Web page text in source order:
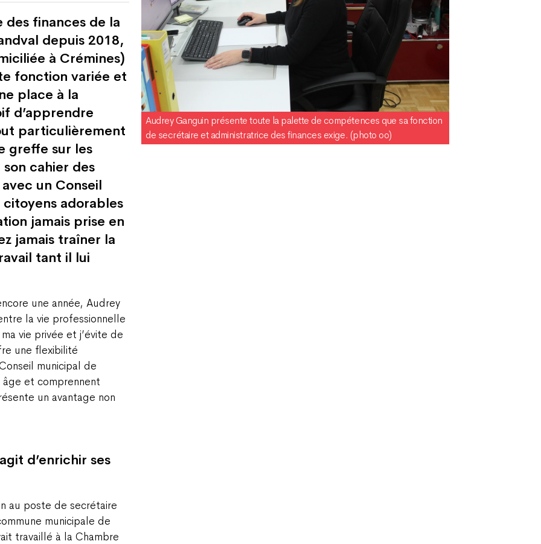
finances de la
depuis 2018,
à Crémines)
fonction variée et
place à la
d’apprendre
particulièrement
greffe sur les
cahier des
un Conseil
adorables
jamais prise en
jamais traîner la
tant il lui
une année, Audrey
la vie professionnelle
vie privée et j’évite de
une flexibilité
municipal de
et comprennent
un avantage non
d’enrichir ses
au poste de secrétaire
municipale de
travaillé à la Chambre
Audrey Ganguin présente toute la palette de compétences que sa fonction
de secrétaire et administratrice des finances exige. (photo oo)